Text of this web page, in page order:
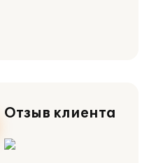
Отзыв клиента